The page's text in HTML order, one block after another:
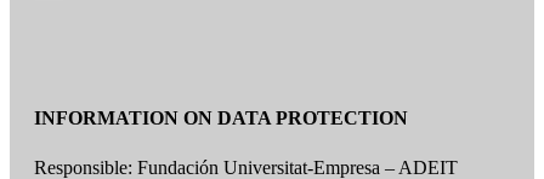
INFORMATION ON DATA PROTECTION
Responsible: Fundación Universitat-Empresa – ADEIT